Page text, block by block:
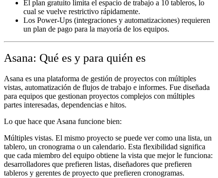
El plan gratuito limita el espacio de trabajo a 10 tableros, lo
cual se vuelve restrictivo rápidamente.
Los Power-Ups (integraciones y automatizaciones) requieren
un plan de pago para la mayoría de los equipos.
Asana: Qué es y para quién es
Asana es una plataforma de gestión de proyectos con múltiples
vistas, automatización de flujos de trabajo e informes. Fue diseñada
para equipos que gestionan proyectos complejos con múltiples
partes interesadas, dependencias e hitos.
Lo que hace que Asana funcione bien:
Múltiples vistas. El mismo proyecto se puede ver como una lista, un
tablero, un cronograma o un calendario. Esta flexibilidad significa
que cada miembro del equipo obtiene la vista que mejor le funciona:
desarrolladores que prefieren listas, diseñadores que prefieren
tableros y gerentes de proyecto que prefieren cronogramas.